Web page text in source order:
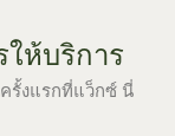
ห้บริการ
รั้งแรกที่แว็กซ์ นี่